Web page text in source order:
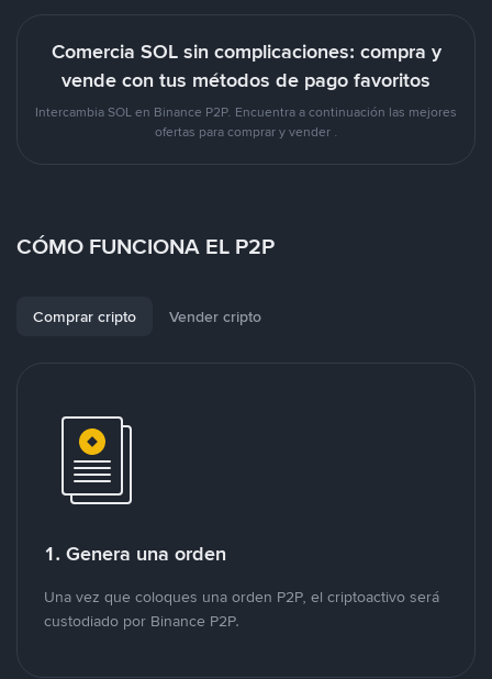
Comercia SOL sin complicaciones: compra y
vende con tus métodos de pago favoritos
Intercambia SOL en Binance P2P. Encuentra a continuación las mejores
ofertas para comprar y vender .
CÓMO FUNCIONA EL P2P
Comprar cripto Vender cripto
1. Genera una orden
Una vez que coloques una orden P2P, el criptoactivo será
custodiado por Binance P2P.